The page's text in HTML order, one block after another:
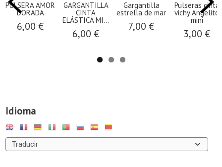
Idioma
PULSERA AMOR
DORADA
6,00 €
GARGANTILLA
CINTA
ELÁSTICA MI...
6,00 €
Gargantilla
estrella de mar
7,00 €
Pulseras cinta
vichy Angelito
mini
3,00 €